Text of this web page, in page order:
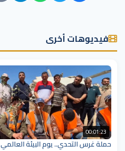
فيديوهات أخرى
00:01:23
حملة غرس التحدي.. يوم البيئة العالمي